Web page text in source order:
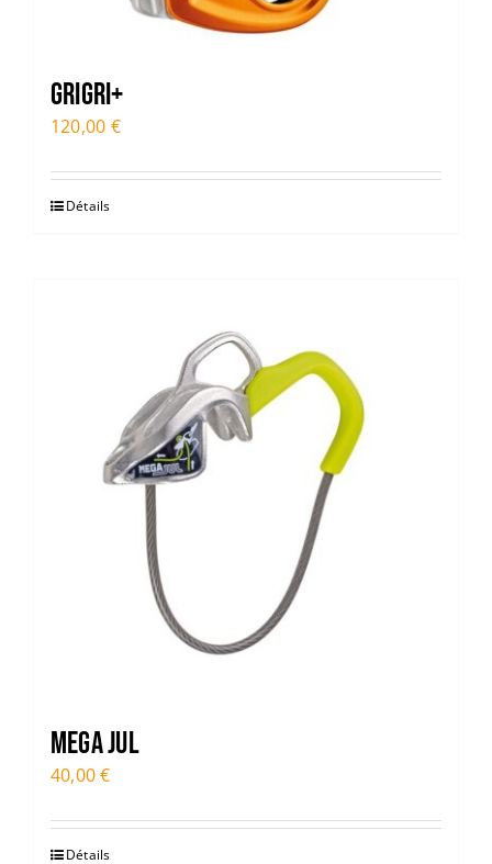
GRIGRI+
120,00 €
Détails
Mega Jul
40,00€
Détails